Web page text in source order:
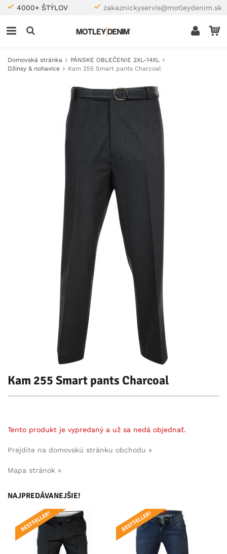
4000+ ŠTÝLOV zakaznickyservis@motleydenim.sk
Domovská stránka
PÁNSKE OBLEČENIE 2XL-14XL
Džínsy & nohavice
Kam 255 Smart pants Charcoal
Kam 255 Smart pants Charcoal
Tento produkt je vypredaný a už sa nedá objednať.
Prejdite na domovskú stránku obchodu »
Mapa stránok »
NAJPREDÁVANEJŠIE!
BESTSELLER! BESTSELLER!